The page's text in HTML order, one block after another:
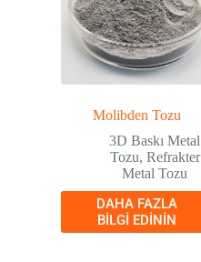
Molibden Tozu
3D Baskı Metal
Tozu, Refrakter
Metal Tozu
DAHA FAZLA
BILGI EDININ